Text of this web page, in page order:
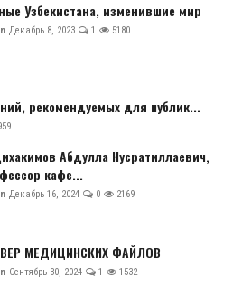
Узбекистана, изменившие мир
Декабрь 8, 2023 1 5180
рекомендуемых для публик...
Абдулла Нусратиллаевич,
кафе...
Декабрь 16, 2024 0 2169
МЕДИЦИНСКИХ ФАЙЛОВ
Сентябрь 30, 2024 1 1532